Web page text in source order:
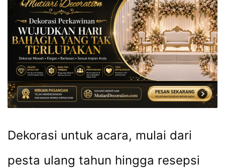
Dekorasi untuk acara, mulai dari
pesta ulang tahun hingga resepsi